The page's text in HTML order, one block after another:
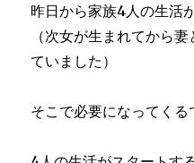
昨日から家族4人の生活
（次女が生まれてから
ていました）
そこで必要になってくる